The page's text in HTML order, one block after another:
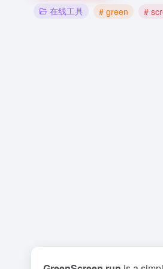
在线工具 # green #